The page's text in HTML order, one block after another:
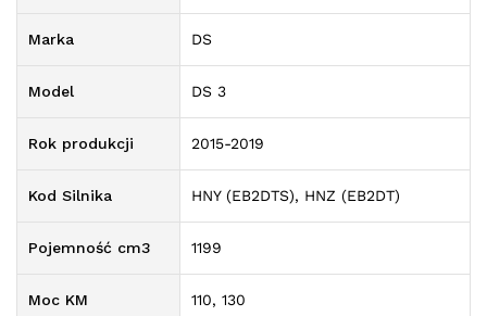
Marka DS
Model DS 3
Rok produkcji 2015-2019
Kod Silnika HNY (EB2DTS), HNZ (EB2DT)
Pojemność cm3 1199
Moc KM 110, 130